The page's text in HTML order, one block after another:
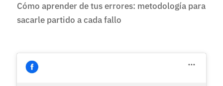
Cómo aprender de tus errores: metodología para
sacarle partido a cada fallo